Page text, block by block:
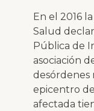
En el 2016
Salud
Pública de
asociación
desórdenes
epicentro
afectada